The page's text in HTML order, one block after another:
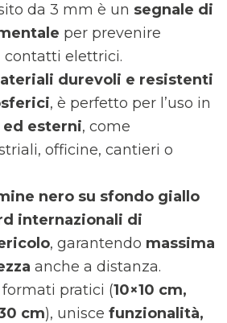
da 3 mm è un segnale di
per prevenire
elettrici.
durevoli e resistenti
, è perfetto per l’uso in
esterni, come
officine, cantieri o
nero su sfondo giallo
internazionali di
, garantendo massima
anche a distanza.
pratici (10×10 cm,
cm), unisce funzionalità,